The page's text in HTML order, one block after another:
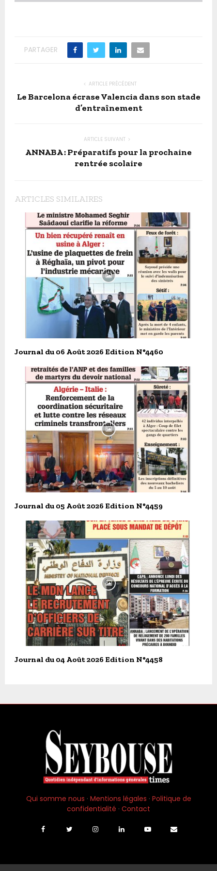
PARTAGER
ARTICLE PRÉCÉDENT
Le Barcelona écrase Valencia dans son stade
d’entraînement
ARTICLE SUIVANT
ANNABA : Préparatifs pour la prochaine
rentrée scolaire
ARTICLES SIMILAIRES
Journal du 06 Août 2026 Edition N°4460
Journal du 05 Août 2026 Edition N°4459
Journal du 04 Août 2026 Edition N°4458
Qui somme nous · Mentions légales · Politique de
confidentialité · Contact